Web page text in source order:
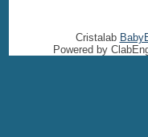
Cristalab
Powered by